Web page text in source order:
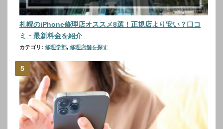
札幌のiPhone修理店オススメ8選！正規店より安い？口コ
ミ・最新料金を紹介
カテゴリ: 修理学部, 修理店舗を探す